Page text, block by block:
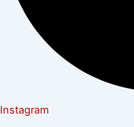
Instagram